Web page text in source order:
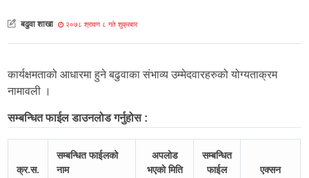
बढुवा शाखा २०७८ श्रावण ८ गते शुक्रबार
कार्यक्षमताको आधारमा हुने बढुवाका संभाव्य उम्मेदवारहरुको योग्यताक्रम
नामावली ।
सम्बन्धित फाईल डाउनलोड गर्नुहोस :
क्र.स.
सम्बन्धित फाईलको
नाम
अपलोड
भएको मिति
सम्बन्धित
फाईल
एक्सन